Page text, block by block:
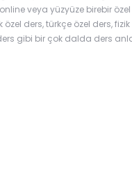
veya yüzyüze birebir özel
ders, türkçe özel ders,
gibi bir çok dalda ders